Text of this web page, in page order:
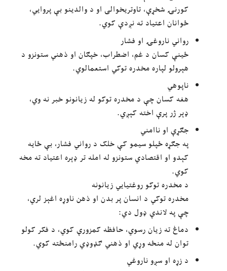
کورنۍ شخړې، تاوتریخوالی او د والدینو بې پروایي،
ځوانان اعتیاد ته نږدې کوي.
رواني ناروغۍ او فشار
ځینې کسان د غم، اضطراب، خپګان او ذهني ستونزو د
هېرولو لپاره مخدره توکي استعمالوي.
ناپوهي
هغه کسان چې د مخدره توکو له زیانونو خبر نه وي،
ډېر ژر پرې اخته کېږي.
جګړې او ناامني
په جګړه ځپلو سیمو کې خلک د رواني فشار، بې ځایه
کېدو او اقتصادي ستونزو له امله تر ډېره اعتیاد ته مخه
کوي.
د مخدره توکو روغتیايي زیانونه
مخدره توکي د انسان پر بدن او ذهن ناوړه اغېز لري،
چې په لاندې ډول دي:
دماغ ته زیان رسوي، حافظه کمزورې کوي، د فکر کولو
توان له منځه وړي او ذهني ګډوډي رامنځته کوي.
د زړه او سږو ناروغي